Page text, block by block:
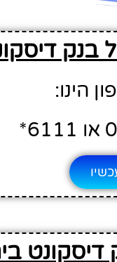
בנק
הינו: